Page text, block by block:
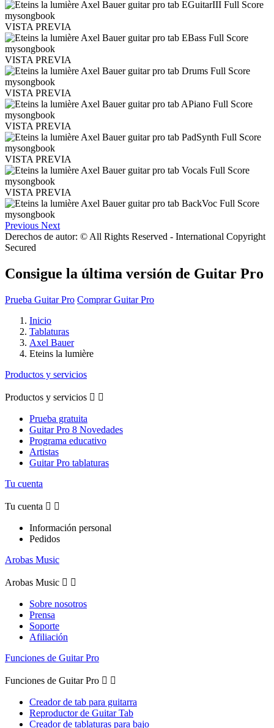
VISTA PREVIA
VISTA PREVIA
VISTA PREVIA
VISTA PREVIA
VISTA PREVIA
VISTA PREVIA
Previous Next
Derechos de autor: © All Rights Reserved - International Copyright
Secured
Consigue la última versión de Guitar Pro
Prueba Guitar Pro Comprar Guitar Pro
Inicio
Tablaturas
Axel Bauer
Eteins la lumière
Productos y servicios
Productos y servicios  
Prueba gratuita
Guitar Pro 8 Novedades
Programa educativo
Artistas
Guitar Pro tablaturas
Tu cuenta
Tu cuenta  
Información personal
Pedidos
Arobas Music
Arobas Music  
Sobre nosotros
Prensa
Soporte
Afiliación
Funciones de Guitar Pro
Funciones de Guitar Pro  
Creador de tab para guitarra
Reproductor de Guitar Tab
Creador de tablaturas para bajo